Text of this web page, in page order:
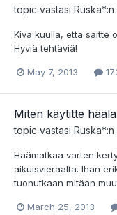
topic vastasi Ruska*
Kiva kuulla, että saitte
Hyviä tehtäviä!
May 7, 2013
Miten käytitte
topic vastasi Ruska*
Häämatkaa varten
aikuisvieraalta. Ihan
tuonutkaan mitään
March 25, 2013